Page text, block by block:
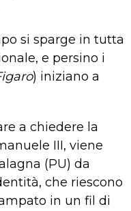
si sparge in tutta
e persino i
) iniziano a
a chiedere la
III, viene
(PU) da
che riescono
in un fil di